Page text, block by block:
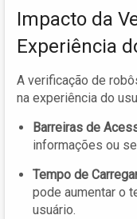
Impacto da
Experiência
A verificação de
na experiência do
Barreiras de
informações ou
Tempo de
pode aumentar o
usuário.